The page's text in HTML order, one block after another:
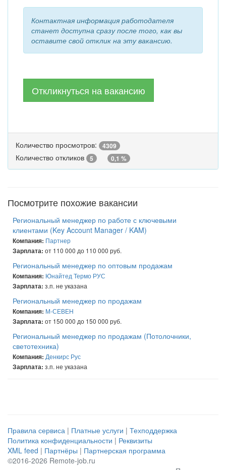
Контактная информация работодателя
станет доступна сразу после того, как вы
оставите свой отклик на эту вакансию.
Откликнуться на вакансию
Количество просмотров: 4309
Количество откликов 5 0,1 %
Посмотрите похожие вакансии
Региональный менеджер по работе с ключевыми
клиентами (Key Account Manager / KAM)
Компания: Партнер
Зарплата: от 110 000 до 110 000 руб.
Региональный менеджер по оптовым продажам
Компания: Юнайтед Термо РУС
Зарплата: з.п. не указана
Региональный менеджер по продажам
Компания: М-СЕВЕН
Зарплата: от 150 000 до 150 000 руб.
Региональный менеджер по продажам (Потолочники,
светотехника)
Компания: Денкирс Рус
Зарплата: з.п. не указана
Правила сервиса | Платные услуги | Техподдержка
Политика конфиденциальности | Реквизиты
XML feed | Партнёры | Партнерская программа
©2016-2026 Remote-job.ru